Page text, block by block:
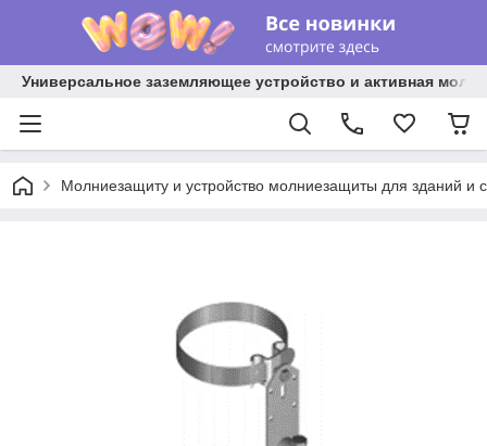
Универсальное заземляющее устройство и активная
Молниезащиту и устройство молниезащиты для зданий и